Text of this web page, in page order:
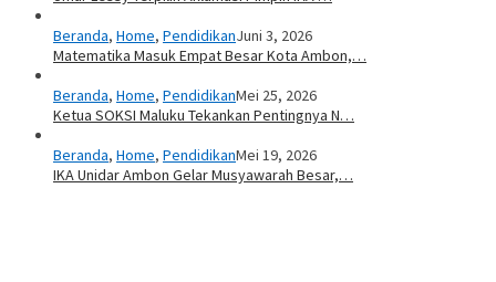
Beranda, Home, PendidikanJuni 3, 2026
Matematika Masuk Empat Besar Kota Ambon,…
Beranda, Home, PendidikanMei 25, 2026
Ketua SOKSI Maluku Tekankan Pentingnya N…
Beranda, Home, PendidikanMei 19, 2026
IKA Unidar Ambon Gelar Musyawarah Besar,…